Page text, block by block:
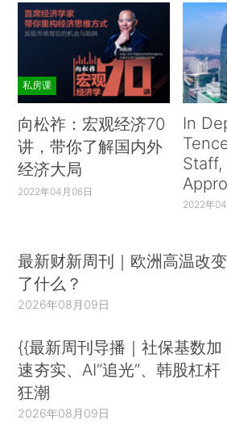
私房课
向松祚：宏观经济70
讲，带你了解国内外
经济大局
2022年04月06日
In
Staff,
2022年
最新财新周刊｜欧洲高温改变
了什么？
2026年08月09日
{{最新周刊导播｜社保基数加
速夯实、AI“追光”、韩股杠杆
狂潮
2026年08月09日